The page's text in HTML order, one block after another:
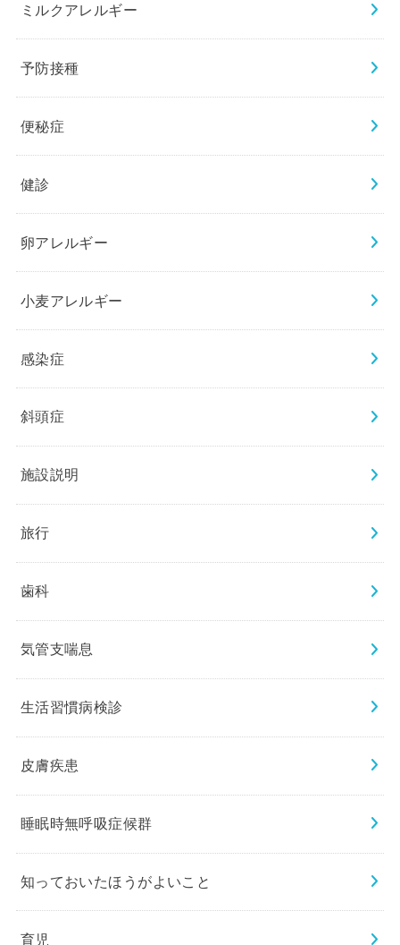
ミルクアレルギー
予防接種
便秘症
健診
卵アレルギー
小麦アレルギー
感染症
斜頭症
施設説明
旅行
歯科
気管支喘息
生活習慣病検診
皮膚疾患
睡眠時無呼吸症候群
知っておいたほうがよいこと
育児